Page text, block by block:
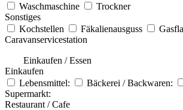
Waschmaschine
Trockner
Sonstiges
Kochstellen
Fäkalienausguss
Caravanservicestation
Einkaufen / Essen
Einkaufen
Lebensmittel:
Bäckerei / Backwaren:
Supermarkt:
Restaurant / Cafe